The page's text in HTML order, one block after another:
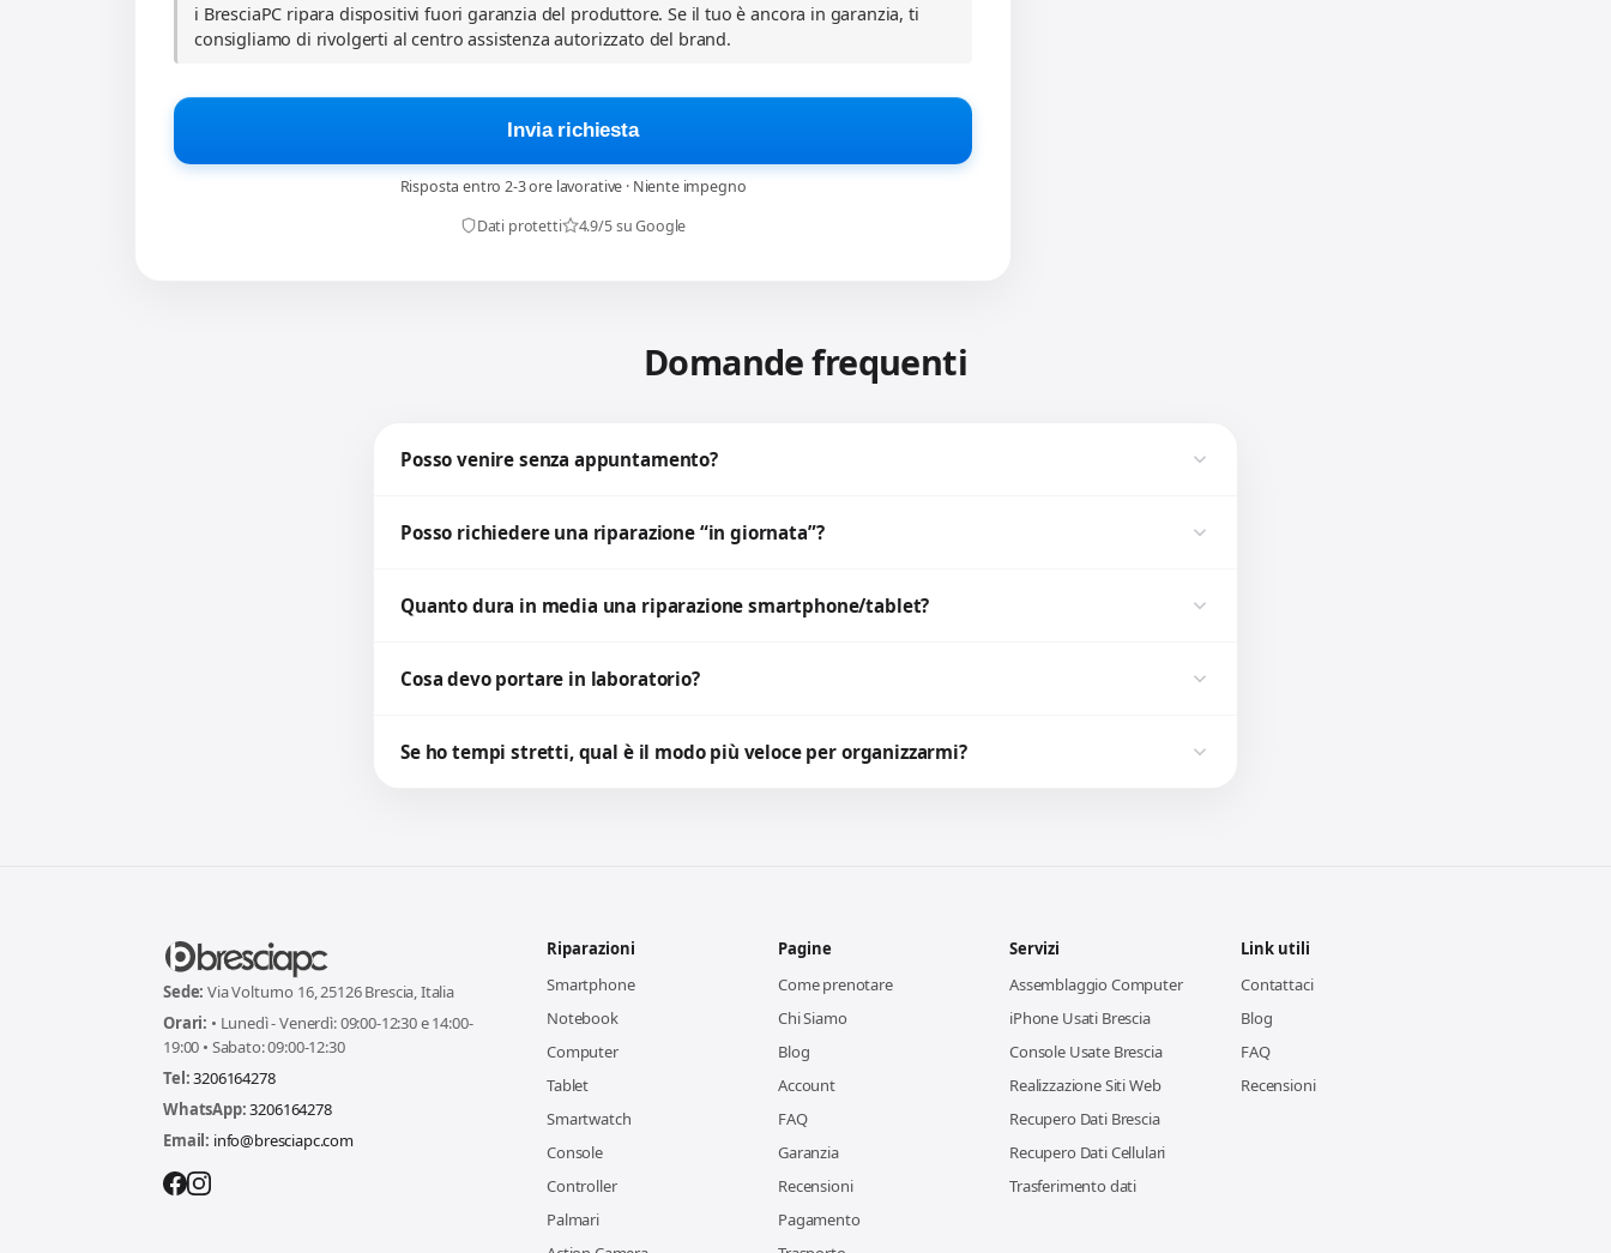
ℹ️ BresciaPC ripara dispositivi fuori garanzia del produttore. Se il tuo è ancora in garanzia, ti
consigliamo di rivolgerti al centro assistenza autorizzato del brand.
Invia richiesta
Risposta entro 2-3 ore lavorative · Niente impegno
Dati protetti
4.9/5 su Google
Domande frequenti
Posso venire senza appuntamento?
Posso richiedere una riparazione “in giornata”?
Quanto dura in media una riparazione smartphone/tablet?
Cosa devo portare in laboratorio?
Se ho tempi stretti, qual è il modo più veloce per organizzarmi?
Sede: Via Volturno 16, 25126 Brescia, Italia
Orari: • Lunedì - Venerdì: 09:00-12:30 e 14:00-
19:00 • Sabato: 09:00-12:30
Tel:3206164278
WhatsApp:3206164278
Email: info@bresciapc.com
Riparazioni
Smartphone
Notebook
Computer
Tablet
Smartwatch
Console
Controller
Palmari
Pagine
Come prenotare
Chi Siamo
Blog
Account
FAQ
Garanzia
Recensioni
Pagamento
Servizi
Assemblaggio Computer
iPhone Usati Brescia
Console Usate Brescia
Realizzazione Siti Web
Recupero Dati Brescia
Recupero Dati Cellulari
Trasferimento dati
Link utili
Contattaci
Blog
FAQ
Recensioni